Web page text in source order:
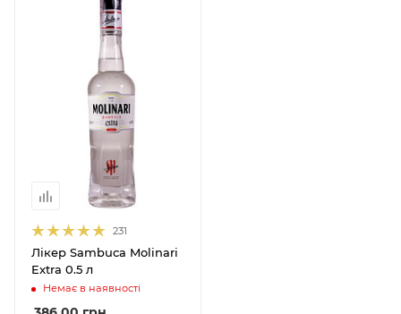
231
Лікер Sambuca Molinari
Extra 0.5 л
Немає в наявності